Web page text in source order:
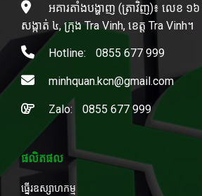
អគារតាំងបង្ហាញ (ត្រាវិញ)៖ លេខ ១៦
សង្កាត់ ៤, ក្រុង Tra Vinh, ខេត្ត Tra Vinh។
Hotline: 0855 677 999
minhquan.kcn@gmail.com
Zalo: 0855 677 999
ផលិតផល
ធ្នើរឧស្សាហកម្ម